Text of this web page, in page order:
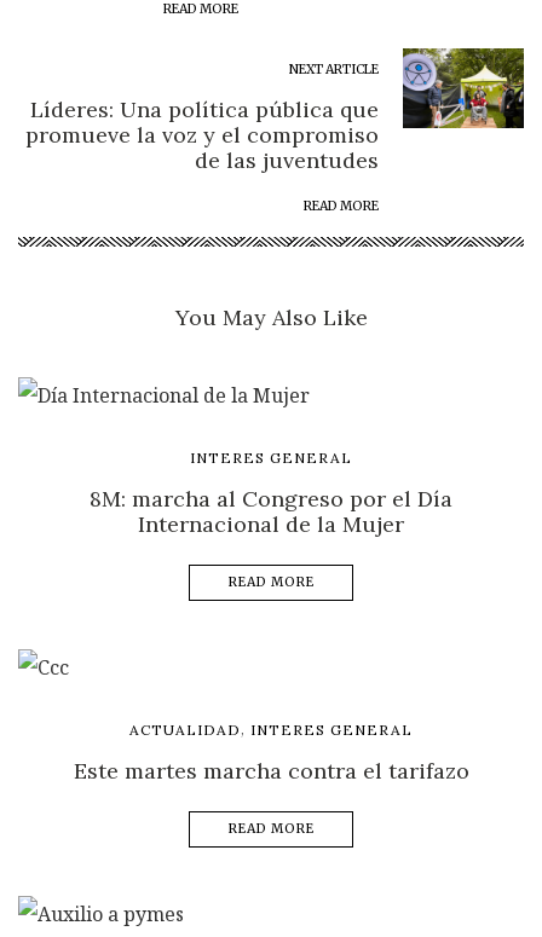
READ MORE
NEXT ARTICLE
Líderes: Una política pública que
promueve la voz y el compromiso
de las juventudes
READ MORE
You May Also Like
INTERES GENERAL
8M: marcha al Congreso por el Día
Internacional de la Mujer
READ MORE
ACTUALIDAD , INTERES GENERAL
Este martes marcha contra el tarifazo
READ MORE